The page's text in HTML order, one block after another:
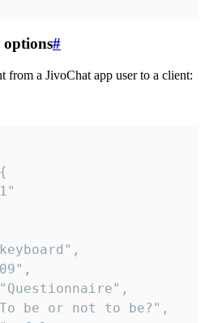
#
from a JivoChat app user to a client: